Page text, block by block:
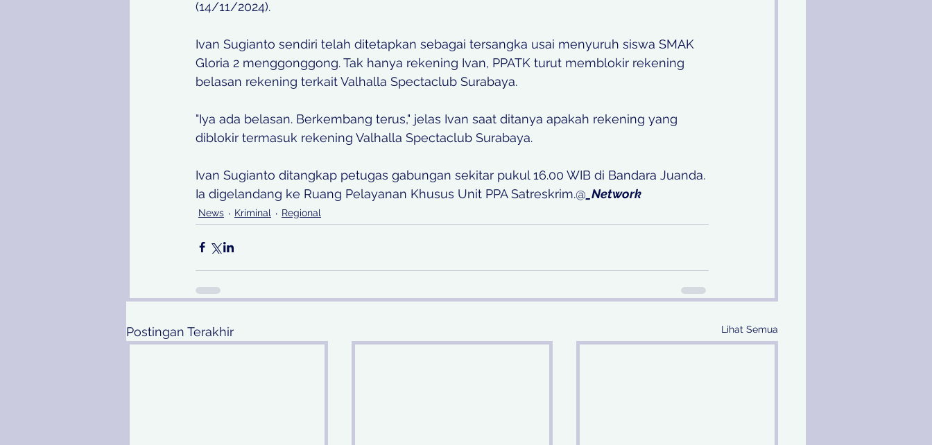
(14/11/2024).
Ivan Sugianto sendiri telah ditetapkan sebagai tersangka usai menyuruh siswa SMAK
Gloria 2 menggonggong. Tak hanya rekening Ivan, PPATK turut memblokir rekening
belasan rekening terkait Valhalla Spectaclub Surabaya.
"Iya ada belasan. Berkembang terus," jelas Ivan saat ditanya apakah rekening yang
diblokir termasuk rekening Valhalla Spectaclub Surabaya.
Ivan Sugianto ditangkap petugas gabungan sekitar pukul 16.00 WIB di Bandara Juanda.
Ia digelandang ke Ruang Pelayanan Khusus Unit PPA Satreskrim.@ _Network
News Kriminal Regional
Postingan Terakhir Lihat Semua